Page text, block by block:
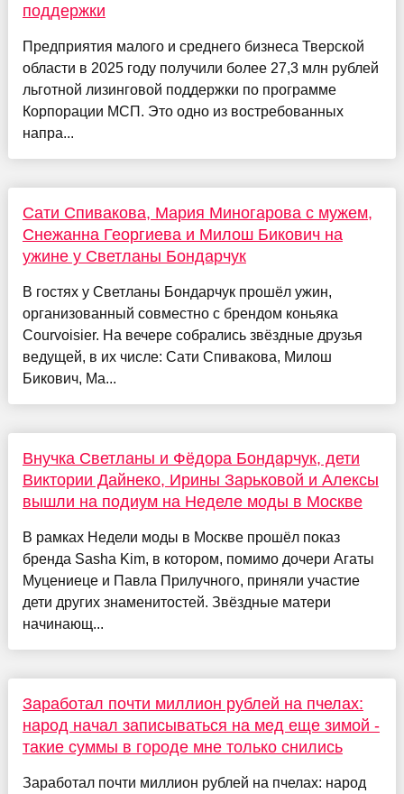
поддержки
Предприятия малого и среднего бизнеса Тверской
области в 2025 году получили более 27,3 млн рублей
льготной лизинговой поддержки по программе
Корпорации МСП. Это одно из востребованных
напра...
Сати Спивакова, Мария Миногарова с мужем,
Снежанна Георгиева и Милош Бикович на
ужине у Светланы Бондарчук
В гостях у Светланы Бондарчук прошёл ужин,
организованный совместно с брендом коньяка
Сourvoisier. На вечере собрались звёздные друзья
ведущей, в их числе: Сати Спивакова, Милош
Бикович, Ма...
Внучка Светланы и Фёдора Бондарчук, дети
Виктории Дайнеко, Ирины Зарьковой и Алексы
вышли на подиум на Неделе моды в Москве
В рамках Недели моды в Москве прошёл показ
бренда Sasha Kim, в котором, помимо дочери Агаты
Муцениеце и Павла Прилучного, приняли участие
дети других знаменитостей. Звёздные матери
начинающ...
Заработал почти миллион рублей на пчелах:
народ начал записываться на мед еще зимой -
такие суммы в городе мне только снились
Заработал почти миллион рублей на пчелах: народ